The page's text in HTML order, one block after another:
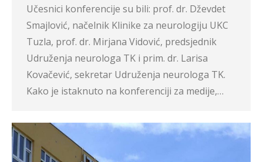
Učesnici konferencije su bili: prof. dr. Dževdet
Smajlović, načelnik Klinike za neurologiju UKC
Tuzla, prof. dr. Mirjana Vidović, predsjednik
Udruženja neurologa TK i prim. dr. Larisa
Kovačević, sekretar Udruženja neurologa TK.
Kako je istaknuto na konferenciji za medije,…